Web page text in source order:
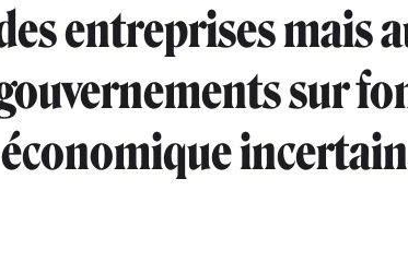
entreprises mais
sur